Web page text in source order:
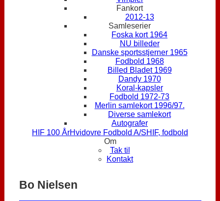
Fankort
2012-13
Samleserier
Foska kort 1964
NU billeder
Danske sportsstjerner 1965
Fodbold 1968
Billed Bladet 1969
Dandy 1970
Koral-kapsler
Fodbold 1972-73
Merlin samlekort 1996/97.
Diverse samlekort
Autografer
HIF 100 ÅrHvidovre Fodbold A/SHIF, fodbold
Om
Tak til
Kontakt
Bo Nielsen